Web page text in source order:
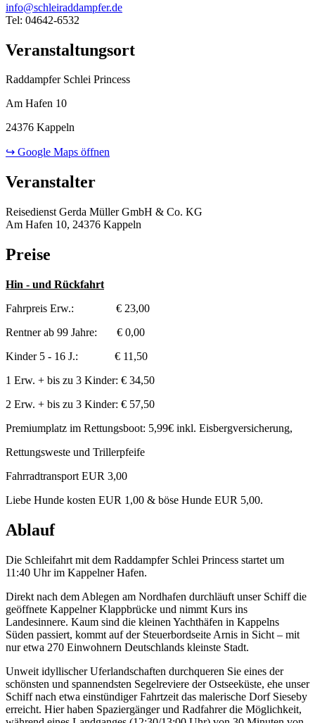
info@schleiraddampfer.de
Tel: 04642-6532
Veranstaltungsort
Raddampfer Schlei Princess
Am Hafen 10
24376 Kappeln
↪ Google Maps öffnen
Veranstalter
Reisedienst Gerda Müller GmbH & Co. KG
Am Hafen 10, 24376 Kappeln
Preise
Hin - und Rückfahrt
Fahrpreis Erw.: € 23,00
Rentner ab 99 Jahre: € 0,00
Kinder 5 - 16 J.: € 11,50
1 Erw. + bis zu 3 Kinder: € 34,50
2 Erw. + bis zu 3 Kinder: € 57,50
Premiumplatz im Rettungsboot: 5,99€ inkl. Eisbergversicherung,
Rettungsweste und Trillerpfeife
Fahrradtransport EUR 3,00
Liebe Hunde kosten EUR 1,00 & böse Hunde EUR 5,00.
Ablauf
Die Schleifahrt mit dem Raddampfer Schlei Princess startet um
11:40 Uhr im Kappelner Hafen.
Direkt nach dem Ablegen am Nordhafen durchläuft unser Schiff die
geöffnete Kappelner Klappbrücke und nimmt Kurs ins
Landesinnere. Kaum sind die kleinen Yachthäfen in Kappelns
Süden passiert, kommt auf der Steuerbordseite Arnis in Sicht – mit
nur etwa 270 Einwohnern Deutschlands kleinste Stadt.
Unweit idyllischer Uferlandschaften durchqueren Sie eines der
schönsten und spannendsten Segelreviere der Ostseeküste, ehe unser
Schiff nach etwa einstündiger Fahrtzeit das malerische Dorf Sieseby
erreicht. Hier haben Spaziergänger und Radfahrer die Möglichkeit,